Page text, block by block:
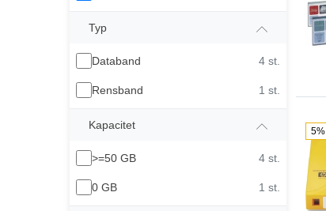
Typ
Databand 4 st.
Rensband 1 st.
Kapacitet
>=50 GB 4 st.
0 GB 1 st.
5%